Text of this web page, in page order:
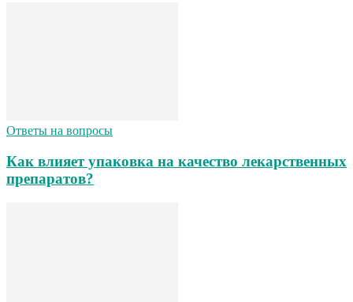
Ответы на вопросы
Как влияет упаковка на качество лекарственных
препаратов?